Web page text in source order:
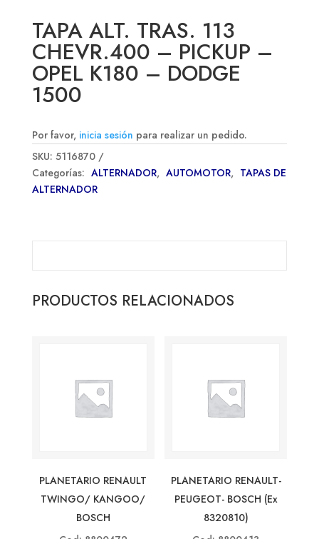
TAPA ALT. TRAS. 113
CHEVR.400 – PICKUP –
OPEL K180 – DODGE
1500
Por favor, inicia sesión para realizar un pedido.
SKU: 5116870
Categorías: ALTERNADOR, AUTOMOTOR, TAPAS DE
ALTERNADOR
PRODUCTOS RELACIONADOS
PLANETARIO RENAULT
TWINGO/ KANGOO/
BOSCH
PLANETARIO RENAULT-
PEUGEOT- BOSCH (ex
8320810)